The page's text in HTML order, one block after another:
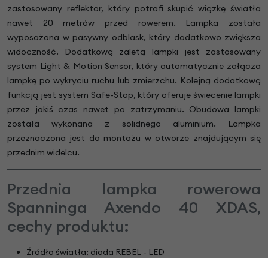
zastosowany reflektor, który potrafi skupić wiązkę światła
nawet 20 metrów przed rowerem. Lampka została
wyposażona w pasywny odblask, który dodatkowo zwiększa
widoczność. Dodatkową zaletą lampki jest zastosowany
system Light & Motion Sensor, który automatycznie załącza
lampkę po wykryciu ruchu lub zmierzchu. Kolejną dodatkową
funkcją jest system Safe-Stop, który oferuje świecenie lampki
przez jakiś czas nawet po zatrzymaniu. Obudowa lampki
została wykonana z solidnego aluminium. Lampka
przeznaczona jest do montażu w otworze znajdującym się
przednim widelcu.
Przednia lampka rowerowa
Spanninga Axendo 40 XDAS,
cechy produktu:
Źródło światła: dioda REBEL - LED